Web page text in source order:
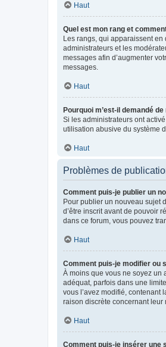
Haut
Quel est mon rang et
Les rangs, qui apparaissent
administrateurs et les
messages afin d’augmenter
messages.
Haut
Pourquoi m’est-il demandé
Si les administrateurs ont
utilisation abusive du système
Haut
Problèmes de
Comment puis-je publier un
Pour publier un nouveau sujet
d’être inscrit avant de pouvoir
dans ce forum, vous pouvez
Haut
Comment puis-je modifier ou
À moins que vous ne soyez un
adéquat, parfois dans une
vous l’avez modifié, contenant
raison discrète concernant
Haut
Comment puis-je insérer une